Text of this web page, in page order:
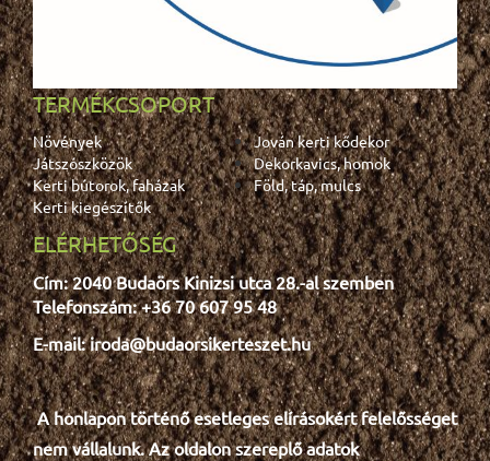
TERMÉKCSOPORT
Növények
Jován kerti kődekor
Játszószközök
Dekorkavics, homok
Kerti bútorok, faházak
Föld, táp, mulcs
Kerti kiegészítők
ELÉRHETŐSÉG
Cím: 2040 Budaörs Kinizsi utca 28.-al szemben
Telefonszám: +36 70 607 95 48
E-mail: iroda@budaorsikerteszet.hu
A honlapon történő esetleges elírásokért felelősséget
nem vállalunk. Az oldalon szereplő adatok